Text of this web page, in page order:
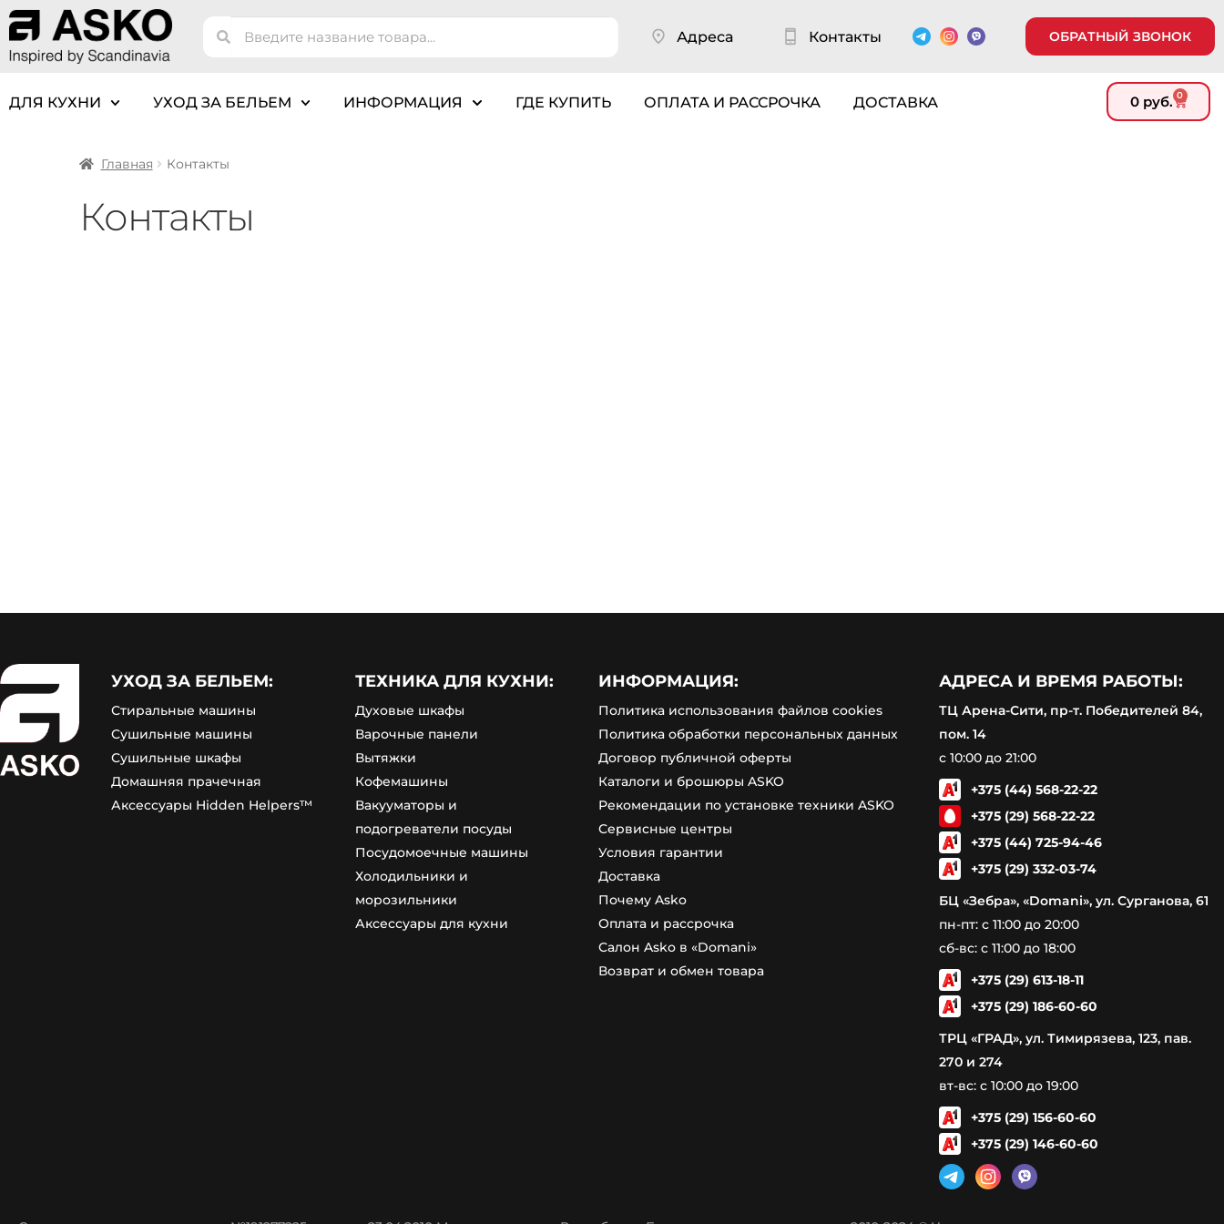
Адреса Контакты ОБРАТНЫЙ ЗВОНОК
ДЛЯ КУХНИ УХОД ЗА БЕЛЬЕМ ИНФОРМАЦИЯ ГДЕ КУПИТЬ ОПЛАТА И РАССРОЧКА ДОСТАВКА 0 руб. 0
Главная Контакты
Контакты
УХОД ЗА БЕЛЬЕМ:
Стиральные машины
Сушильные машины
Сушильные шкафы
Домашняя прачечная
Аксессуары Hidden Helpers™
ТЕХНИКА ДЛЯ КУХНИ:
Духовые шкафы
Варочные панели
Вытяжки
Кофемашины
Вакууматоры и
подогреватели посуды
Посудомоечные машины
Холодильники и
морозильники
Аксессуары для кухни
ИНФОРМАЦИЯ:
Политика использования файлов cookies
Политика обработки персональных данных
Договор публичной оферты
Каталоги и брошюры ASKO
Рекомендации по установке техники ASKO
Сервисные центры
Условия гарантии
Доставка
Почему Asko
Оплата и рассрочка
Салон Asko в «Domani»
Возврат и обмен товара
АДРЕСА И ВРЕМЯ РАБОТЫ:
ТЦ Арена-Сити, пр-т. Победителей 84,
пом. 14
с 10:00 до 21:00
+375 (44) 568-22-22
+375 (29) 568-22-22
+375 (44) 725-94-46
+375 (29) 332-03-74
БЦ «Зебра», «Domani», ул. Сурганова, 61
пн-пт: с 11:00 до 20:00
сб-вс: с 11:00 до 18:00
+375 (29) 613-18-11
+375 (29) 186-60-60
ТРЦ «ГРАД», ул. Тимирязева, 123, пав.
270 и 274
вт-вс: с 10:00 до 19:00
+375 (29) 156-60-60
+375 (29) 146-60-60